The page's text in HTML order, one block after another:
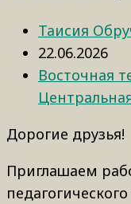
Таисия
22.06.2026
Восточная
Дорогие друзья!
Приглашаем